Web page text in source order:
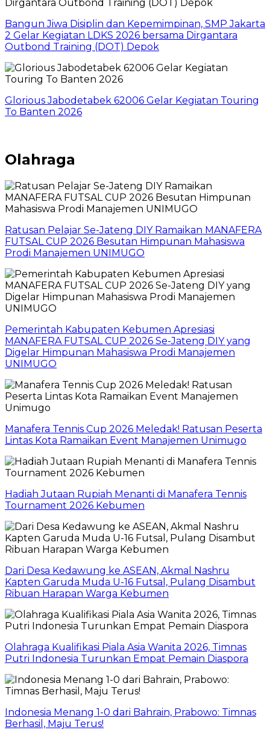
Bangun Jiwa Disiplin dan Kepemimpinan, SMP Jakarta
2 Gelar Kegiatan LDKS 2026 bersama Dirgantara
Outbond Training (DOT) Depok
Glorious Jabodetabek 62006 Gelar Kegiatan Touring
To Banten 2026
Olahraga
Ratusan Pelajar Se-Jateng DIY Ramaikan MANAFERA
FUTSAL CUP 2026 Besutan Himpunan Mahasiswa
Prodi Manajemen UNIMUGO
Pemerintah Kabupaten Kebumen Apresiasi
MANAFERA FUTSAL CUP 2026 Se-Jateng DIY yang
Digelar Himpunan Mahasiswa Prodi Manajemen
UNIMUGO
Manafera Tennis Cup 2026 Meledak! Ratusan Peserta
Lintas Kota Ramaikan Event Manajemen Unimugo
Hadiah Jutaan Rupiah Menanti di Manafera Tennis
Tournament 2026 Kebumen
Dari Desa Kedawung ke ASEAN, Akmal Nashru
Kapten Garuda Muda U-16 Futsal, Pulang Disambut
Ribuan Harapan Warga Kebumen
Olahraga Kualifikasi Piala Asia Wanita 2026, Timnas
Putri Indonesia Turunkan Empat Pemain Diaspora
Indonesia Menang 1-0 dari Bahrain, Prabowo: Timnas
Berhasil, Maju Terus!